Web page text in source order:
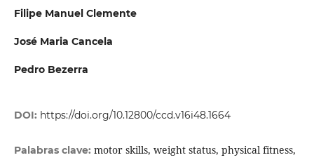
Filipe Manuel Clemente
José Maria Cancela
Pedro Bezerra
DOI: https://doi.org/10.12800/ccd.v16i48.1664
Palabras clave: motor skills, weight status, physical fitness,